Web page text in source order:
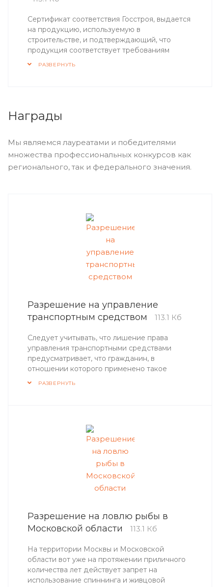
Сертификат соответствия Госстроя, выдается
на продукцию, используемую в
строительстве, и подтверждающий, что
продукция соответствует требованиям
РАЗВЕРНУТЬ
Награды
Мы являемся лауреатами и победителями
множества профессиональных конкурсов как
регионального, так и федерального значения.
Разрешение на управление
транспортным средством
113.1 Кб
Следует учитывать, что лишение права
управления транспортными средствами
предусматривает, что гражданин, в
отношении которого применено такое
РАЗВЕРНУТЬ
Разрешение на ловлю рыбы в
Московской области
113.1 Кб
На территории Москвы и Московской
области вот уже на протяжении приличного
количества лет действует запрет на
использование спиннинга и живцовой